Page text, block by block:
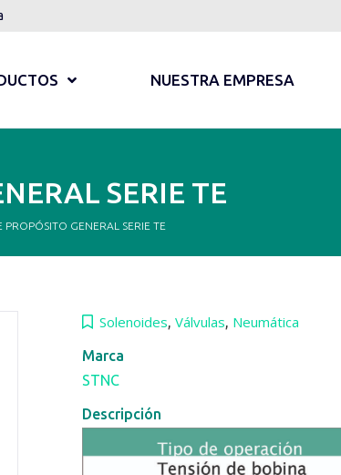
NUESTRA EMPRESA
SERIE TE
PROPÓSITO GENERAL SERIE TE
Solenoides, Válvulas, Neumática
Marca
STNC
Descripción